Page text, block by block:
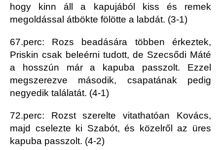
hogy kinn áll a kapujából kiss és remek
megoldással átbökte fölötte a labdát. (3-1)
67.perc: Rozs beadására többen érkeztek,
Priskin csak beleérni tudott, de Szecsődi Máté
a hosszún már a kapuba passzolt. Ezzel
megszerezve második, csapatának pedig
negyedik találatát. (4-1)
72.perc: Rozst szerelte vitathatóan Kovács,
majd cselezte ki Szabót, és közelről az üres
kapuba passzolt. (4-2)